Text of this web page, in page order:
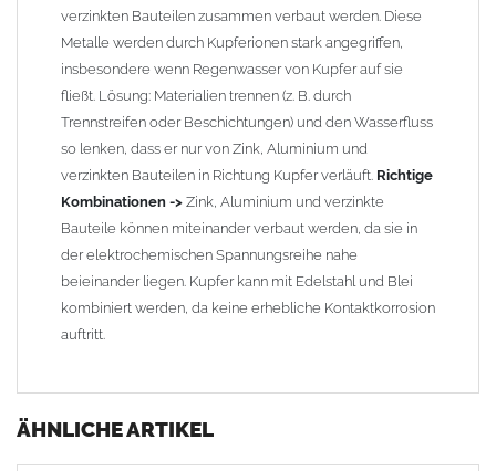
verzinkten Bauteilen zusammen verbaut werden. Diese
Metalle werden durch Kupferionen stark angegriffen,
insbesondere wenn Regenwasser von Kupfer auf sie
fließt. Lösung: Materialien trennen (z. B. durch
Trennstreifen oder Beschichtungen) und den Wasserfluss
so lenken, dass er nur von Zink, Aluminium und
verzinkten Bauteilen in Richtung Kupfer verläuft. Richtige
Kombinationen -> Zink, Aluminium und verzinkte
Bauteile können miteinander verbaut werden, da sie in
der elektrochemischen Spannungsreihe nahe
beieinander liegen. Kupfer kann mit Edelstahl und Blei
kombiniert werden, da keine erhebliche Kontaktkorrosion
auftritt.
ÄHNLICHE ARTIKEL